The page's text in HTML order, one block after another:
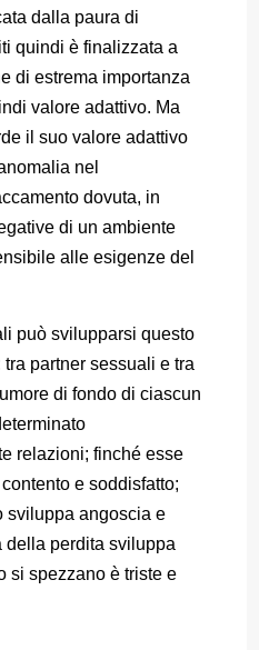
dalla paura di
quindi è finalizzata a
di estrema importanza
valore adattivo. Ma
il suo valore adattivo
nel
dovuta, in
di un ambiente
alle esigenze del
può svilupparsi questo
partner sessuali e tra
di fondo di ciascun
relazioni; finché esse
e soddisfatto;
sviluppa angoscia e
della perdita sviluppa
si spezzano è triste e